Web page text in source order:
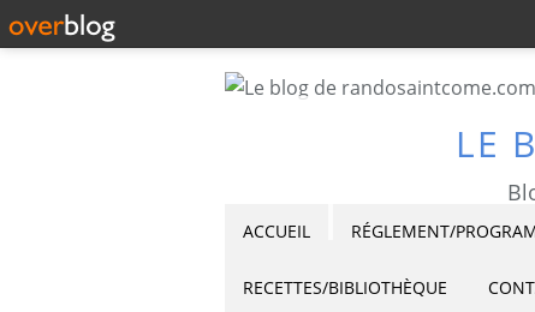
LE
ACCUEIL RÉGLEMENT/
RECETTES/BIBLIOTHÈQUE